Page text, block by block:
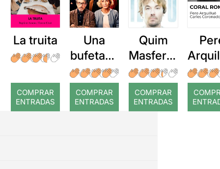
La truita
COMPRAR
ENTRADAS
Una
bufetada
a temps
COMPRAR
ENTRADAS
Quim
Masferre
r: Temps
COMPRAR
ENTRADAS
: